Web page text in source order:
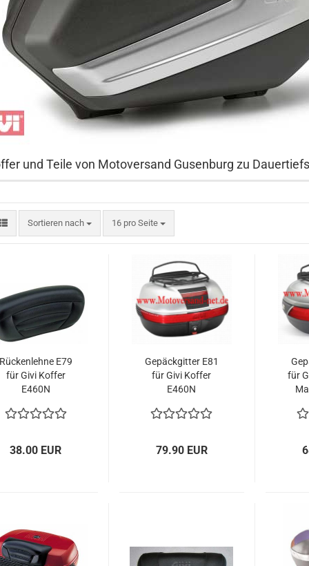
und Teile von Motoversand Gusenburg zu
Sortieren nach
Sortieren nach 16 pro Seite
pro Seite
E79
für Givi Koffer
E460N
38.00 EUR
Gepäckgitter E81
für Givi Koffer
E460N
79.90 EUR
für